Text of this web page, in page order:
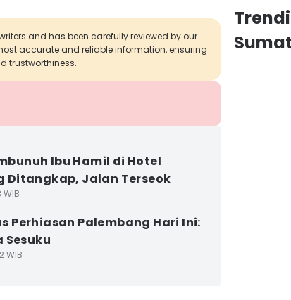
and has been carefully reviewed by our
accurate and reliable information, ensuring
trustworthiness.
Ibu Hamil di Hotel
Ditangkap, Jalan Terseok
WIB
Perhiasan Palembang Hari Ini:
Sesuku
WIB